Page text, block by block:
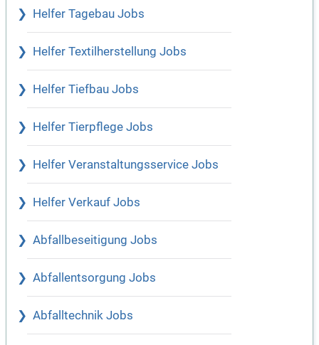
Helfer Tagebau Jobs
Helfer Textilherstellung Jobs
Helfer Tiefbau Jobs
Helfer Tierpflege Jobs
Helfer Veranstaltungsservice Jobs
Helfer Verkauf Jobs
Abfallbeseitigung Jobs
Abfallentsorgung Jobs
Abfalltechnik Jobs